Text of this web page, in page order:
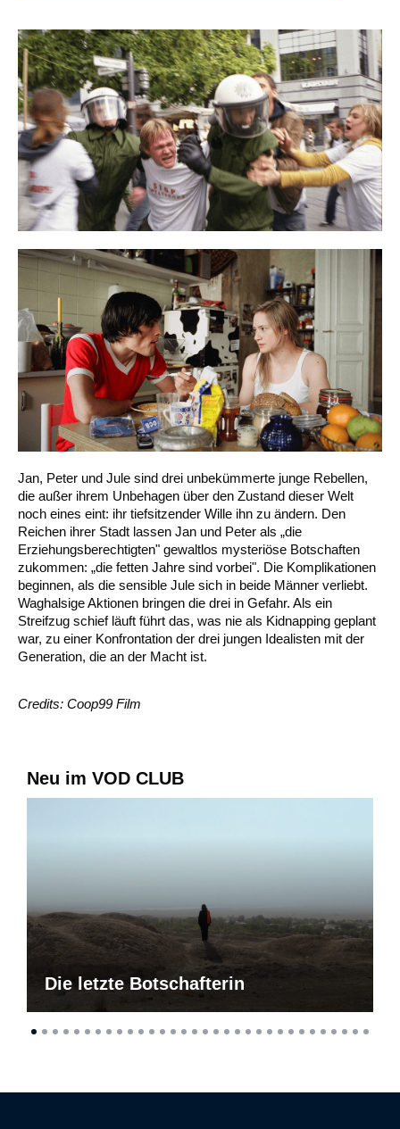
Jan, Peter und Jule sind drei unbekümmerte junge Rebellen,
die außer ihrem Unbehagen über den Zustand dieser Welt
noch eines eint: ihr tiefsitzender Wille ihn zu ändern. Den
Reichen ihrer Stadt lassen Jan und Peter als „die
Erziehungsberechtigten" gewaltlos mysteriöse Botschaften
zukommen: „die fetten Jahre sind vorbei". Die Komplikationen
beginnen, als die sensible Jule sich in beide Männer verliebt.
Waghalsige Aktionen bringen die drei in Gefahr. Als ein
Streifzug schief läuft führt das, was nie als Kidnapping geplant
war, zu einer Konfrontation der drei jungen Idealisten mit der
Generation, die an der Macht ist.
Credits: Coop99 Film
Neu im VOD CLUB
Die letzte Botschafterin